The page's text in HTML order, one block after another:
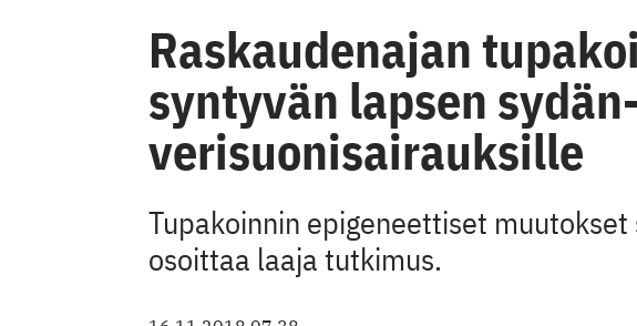
Raskaudenajan
syntyvän lapsen
verisuonisairauksille
Tupakoinnin epigeneettiset
osoittaa laaja tutkimus.